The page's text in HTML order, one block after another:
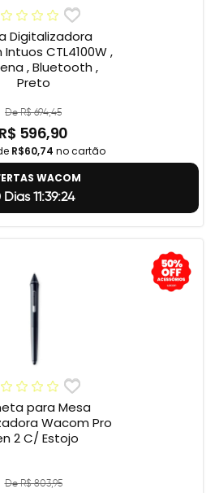
Digitalizadora
CTL4100W ,
, Bluetooth ,
Preto
De R$ 694,45
R$ 596,90
R$60,74 no cartão
WACOM
11:39:23
para Mesa
Wacom Pro
2 C/ Estojo
De R$ 803,95